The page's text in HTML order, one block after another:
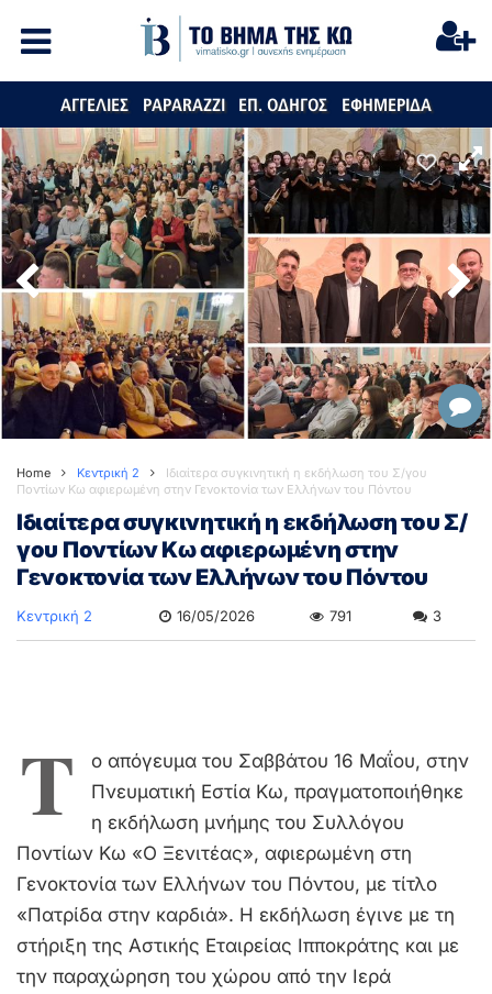
ΑΓΓΕΛΙΕΣ PAPARAZZI ΕΠ. ΟΔΗΓΟΣ ΕΦΗΜΕΡΙΔΑ
Home Κεντρική 2
Ιδιαίτερα συγκινητική η εκδήλωση του Σ/γου
Ποντίων Κω αφιερωμένη στην Γενοκτονία των Ελλήνων του Πόντου
Ιδιαίτερα συγκινητική η εκδήλωση του Σ/
γου Ποντίων Κω αφιερωμένη στην
Γενοκτονία των Ελλήνων του Πόντου
Κεντρική 2 16/05/2026 791 3
Τ
ο απόγευμα του Σαββάτου 16 Μαΐου, στην
Πνευματική Εστία Κω, πραγματοποιήθηκε
η εκδήλωση μνήμης του Συλλόγου
Ποντίων Κω «Ο Ξενιτέας», αφιερωμένη στη
Γενοκτονία των Ελλήνων του Πόντου, με τίτλο
«Πατρίδα στην καρδιά». Η εκδήλωση έγινε με τη
στήριξη της Αστικής Εταιρείας Ιπποκράτης και με
την παραχώρηση του χώρου από την Ιερά